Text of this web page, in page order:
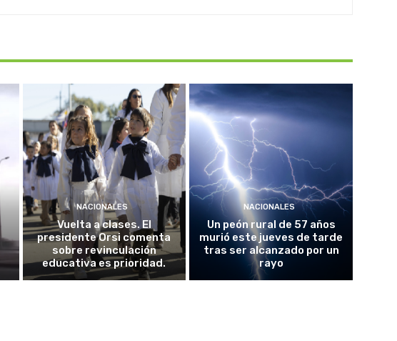
NACIONALES
Vuelta a clases. El
presidente Orsi comenta
sobre revinculación
educativa es prioridad.
NACIONALES
Un peón rural de 57 años
murió este jueves de tarde
tras ser alcanzado por un
rayo